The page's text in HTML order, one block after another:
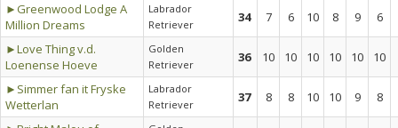
►Greenwood Lodge A
Million Dreams
Labrador
Retriever
34 7 6 10 8 9
6
►Love Thing v.d.
Loenense Hoeve
Golden
Retriever
36 10 10 10 10 10
10
►Simmer fan it Fryske
Wetterlan
Labrador
Retriever
37 8 8 10 10 9
8